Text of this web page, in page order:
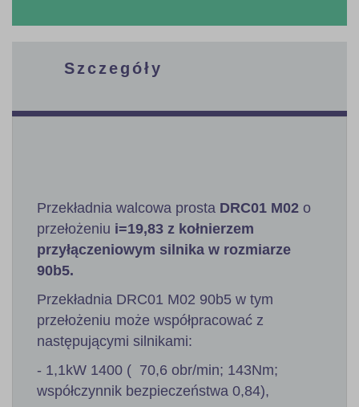
Szczegóły
Przekładnia walcowa prosta DRC01 M02 o
przełożeniu i=19,83 z kołnierzem
przyłączeniowym silnika w rozmiarze
90b5.
Przekładnia DRC01 M02 90b5 w tym
przełożeniu może współpracować z
następującymi silnikami:
- 1,1kW 1400 ( 70,6 obr/min; 143Nm;
współczynnik bezpieczeństwa 0,84),